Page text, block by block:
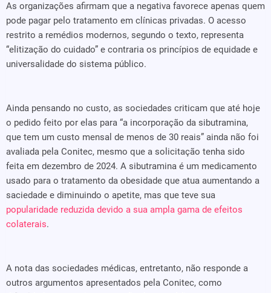
As organizações afirmam que a negativa favorece apenas quem
pode pagar pelo tratamento em clínicas privadas. O acesso
restrito a remédios modernos, segundo o texto, representa
“elitização do cuidado” e contraria os princípios de equidade e
universalidade do sistema público.
Ainda pensando no custo, as sociedades criticam que até hoje
o pedido feito por elas para “a incorporação da sibutramina,
que tem um custo mensal de menos de 30 reais” ainda não foi
avaliada pela Conitec, mesmo que a solicitação tenha sido
feita em dezembro de 2024. A sibutramina é um medicamento
usado para o tratamento da obesidade que atua aumentando a
saciedade e diminuindo o apetite, mas que teve sua
popularidade reduzida devido a sua ampla gama de efeitos
colaterais.
A nota das sociedades médicas, entretanto, não responde a
outros argumentos apresentados pela Conitec, como